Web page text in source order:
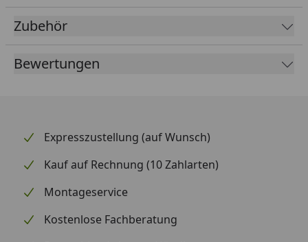
Artikeleigenschaften Badeko Edelrost-
Produkte
Zubehör
Bewertungen
Expresszustellung (auf Wunsch)
Kauf auf Rechnung (10 Zahlarten)
Montageservice
Kostenlose Fachberatung